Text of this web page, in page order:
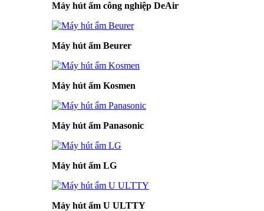
Máy hút ẩm công nghiệp DeAir
Máy hút ẩm Beurer
Máy hút ẩm Kosmen
Máy hút ẩm Panasonic
Máy hút ẩm LG
Máy hút ẩm U ULTTY